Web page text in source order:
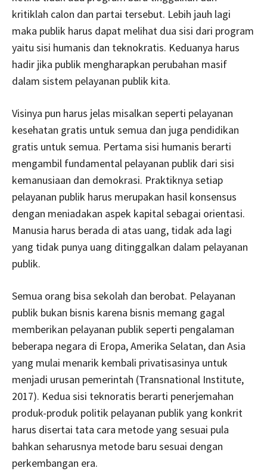
kritiklah calon dan partai tersebut. Lebih jauh lagi
maka publik harus dapat melihat dua sisi dari program
yaitu sisi humanis dan teknokratis. Keduanya harus
hadir jika publik mengharapkan perubahan masif
dalam sistem pelayanan publik kita.
Visinya pun harus jelas misalkan seperti pelayanan
kesehatan gratis untuk semua dan juga pendidikan
gratis untuk semua. Pertama sisi humanis berarti
mengambil fundamental pelayanan publik dari sisi
kemanusiaan dan demokrasi. Praktiknya setiap
pelayanan publik harus merupakan hasil konsensus
dengan meniadakan aspek kapital sebagai orientasi.
Manusia harus berada di atas uang, tidak ada lagi
yang tidak punya uang ditinggalkan dalam pelayanan
publik.
Semua orang bisa sekolah dan berobat. Pelayanan
publik bukan bisnis karena bisnis memang gagal
memberikan pelayanan publik seperti pengalaman
beberapa negara di Eropa, Amerika Selatan, dan Asia
yang mulai menarik kembali privatisasinya untuk
menjadi urusan pemerintah (Transnational Institute,
2017). Kedua sisi teknoratis berarti penerjemahan
produk-produk politik pelayanan publik yang konkrit
harus disertai tata cara metode yang sesuai pula
bahkan seharusnya metode baru sesuai dengan
perkembangan era.